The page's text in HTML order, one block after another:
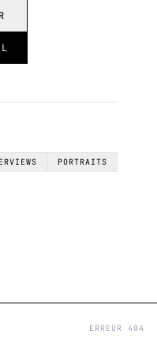
PORTRAITS
ERREUR 404